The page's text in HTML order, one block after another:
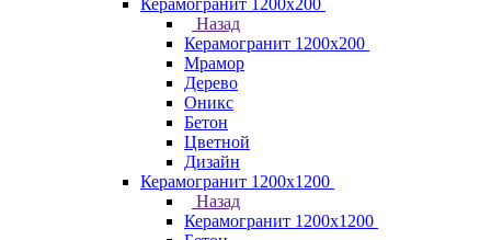
Керамогранит 1200x200
Назад
Керамогранит 1200x200
Мрамор
Дерево
Оникс
Бетон
Цветной
Дизайн
Керамогранит 1200x1200
Назад
Керамогранит 1200x1200